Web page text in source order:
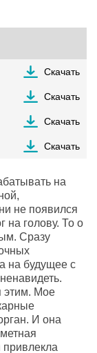
Скачать
Скачать
Скачать
Скачать
на
не появился
на голову. То о
Сразу
на будущее с
этим. Мое
И она
привлекла